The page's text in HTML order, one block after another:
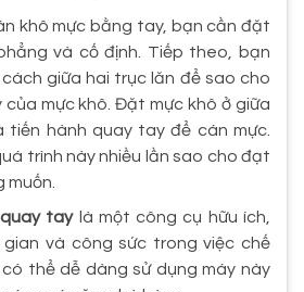
khô mực bằng tay, bạn cần đặt
và cố định. Tiếp theo, bạn
giữa hai trục lăn để sao cho
của mực khô. Đặt mực khô ở giữa
tiến hành quay tay để cán mực.
trình này nhiều lần sao cho đạt
muốn.
taylà một công cụ hữu ích,
và công sức trong việc chế
có thể dễ dàng sử dụng máy này